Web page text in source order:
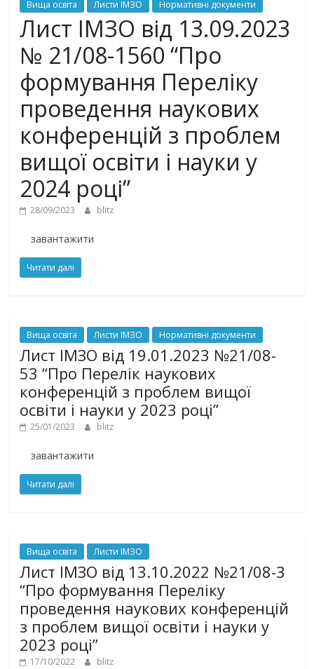
Вища освіта Листи ІМЗО Нормативні документи
Лист ІМЗО від 13.09.2023
№ 21/08-1560 “Про
формування Переліку
проведення наукових
конференцій з проблем
вищої освіти і науки у
2024 році”
28/09/2023 blitz
завантажити
Читати далі
Вища освіта Листи ІМЗО Нормативні документи
Лист ІМЗО від 19.01.2023 №21/08-
53 “Про Перелік наукових
конференцій з проблем вищої
освіти і науки у 2023 році”
25/01/2023 blitz
завантажити
Читати далі
Вища освіта Листи ІМЗО
Лист ІМЗО від 13.10.2022 №21/08-3
“Про формування Переліку
проведення наукових конференцій
з проблем вищої освіти і науки у
2023 році”
17/10/2022 blitz